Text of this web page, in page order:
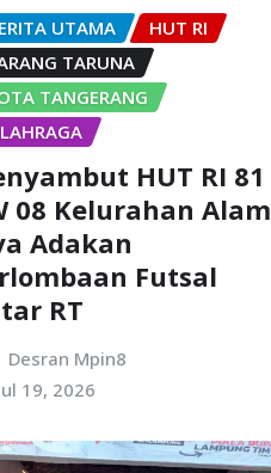
UTAMA
HUT RI
TARUNA
TANGERANG
HUT RI 81
08 Kelurahan Alam
Adakan
Futsal
RT
Desran Mpin8
19, 2026